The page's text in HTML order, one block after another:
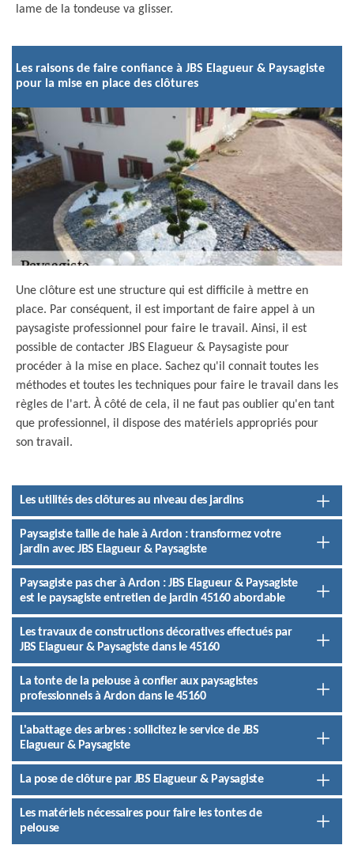
lame de la tondeuse va glisser.
Les raisons de faire confiance à JBS Elagueur & Paysagiste
pour la mise en place des clôtures
Une clôture est une structure qui est difficile à mettre en
place. Par conséquent, il est important de faire appel à un
paysagiste professionnel pour faire le travail. Ainsi, il est
possible de contacter JBS Elagueur & Paysagiste pour
procéder à la mise en place. Sachez qu'il connait toutes les
méthodes et toutes les techniques pour faire le travail dans les
règles de l'art. À côté de cela, il ne faut pas oublier qu'en tant
que professionnel, il dispose des matériels appropriés pour
son travail.
Les utilités des clôtures au niveau des jardins
Paysagiste taille de haie à Ardon : transformez votre
jardin avec JBS Elagueur & Paysagiste
Paysagiste pas cher à Ardon : JBS Elagueur & Paysagiste
est le paysagiste entretien de jardin 45160 abordable
Les travaux de constructions décoratives effectués par
JBS Elagueur & Paysagiste dans le 45160
La tonte de la pelouse à confier aux paysagistes
professionnels à Ardon dans le 45160
L'abattage des arbres : sollicitez le service de JBS
Elagueur & Paysagiste
La pose de clôture par JBS Elagueur & Paysagiste
Les matériels nécessaires pour faire les tontes de
pelouse